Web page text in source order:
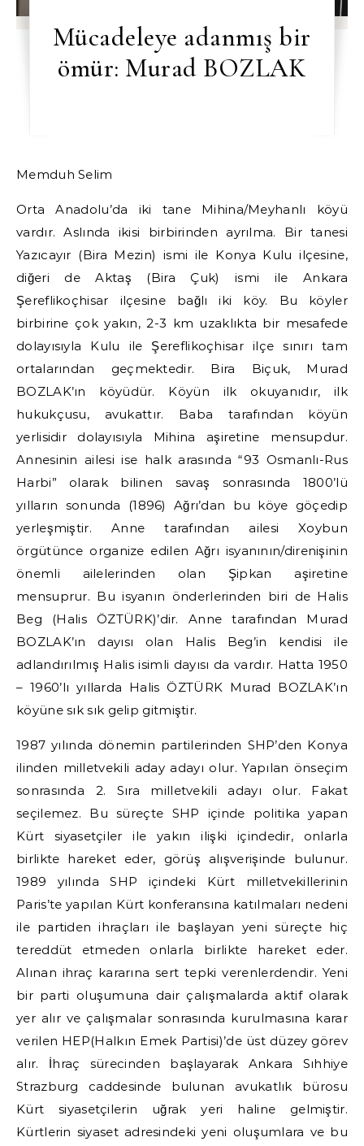
Mücadeleye adanmış bir
ömür: Murad BOZLAK
Memduh Selim
Orta Anadolu’da iki tane Mihina/Meyhanlı köyü
vardır. Aslında ikisi birbirinden ayrılma. Bir tanesi
Yazıcayır (Bira Mezin) ismi ile Konya Kulu ilçesine,
diğeri de Aktaş (Bira Çuk) ismi ile Ankara
Şereflikoçhisar ilçesine bağlı iki köy. Bu köyler
birbirine çok yakın, 2-3 km uzaklıkta bir mesafede
dolayısıyla Kulu ile Şereflikoçhisar ilçe sınırı tam
ortalarından geçmektedir. Bira Biçuk, Murad
BOZLAK’ın köyüdür. Köyün ilk okuyanıdır, ilk
hukukçusu, avukattır. Baba tarafından köyün
yerlisidir dolayısıyla Mihina aşiretine mensupdur.
Annesinin ailesi ise halk arasında “93 Osmanlı-Rus
Harbi” olarak bilinen savaş sonrasında 1800’lü
yılların sonunda (1896) Ağrı’dan bu köye göçedip
yerleşmiştir. Anne tarafından ailesi Xoybun
örgütünce organize edilen Ağrı isyanının/direnişinin
önemli ailelerinden olan Şipkan aşiretine
mensuprur. Bu isyanın önderlerinden biri de Halis
Beg (Halis ÖZTÜRK)’dir. Anne tarafından Murad
BOZLAK’ın dayısı olan Halis Beg’in kendisi ile
adlandırılmış Halis isimli dayısı da vardır. Hatta 1950
– 1960’lı yıllarda Halis ÖZTÜRK Murad BOZLAK’ın
köyüne sık sık gelip gitmiştir.
1987 yılında dönemin partilerinden SHP’den Konya
ilinden milletvekili aday adayı olur. Yapılan önseçim
sonrasında 2. Sıra milletvekili adayı olur. Fakat
seçilemez. Bu süreçte SHP içinde politika yapan
Kürt siyasetçiler ile yakın ilişki içindedir, onlarla
birlikte hareket eder, görüş alışverişinde bulunur.
1989 yılında SHP içindeki Kürt milletvekillerinin
Paris’te yapılan Kürt konferansına katılmaları nedeni
ile partiden ihraçları ile başlayan yeni süreçte hiç
tereddüt etmeden onlarla birlikte hareket eder.
Alınan ihraç kararına sert tepki verenlerdendir. Yeni
bir parti oluşumuna dair çalışmalarda aktif olarak
yer alır ve çalışmalar sonrasında kurulmasına karar
verilen HEP(Halkın Emek Partisi)’de üst düzey görev
alır. İhraç sürecinden başlayarak Ankara Sıhhiye
Strazburg caddesinde bulunan avukatlık bürosu
Kürt siyasetçilerin uğrak yeri haline gelmiştir.
Kürtlerin siyaset adresindeki yeni oluşumlara ve bu